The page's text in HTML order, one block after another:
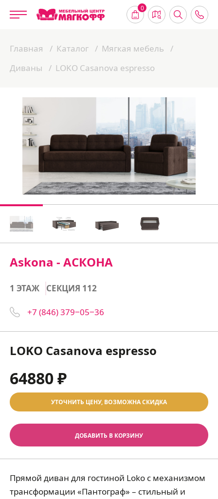
0
Главная Каталог
Мягкая мебель
Диваны
LOKO Casanova espresso
Askona - АСКОНА
1 ЭТАЖ СЕКЦИЯ 112
+7 (846) 379‒05‒36
LOKO Casanova espresso
64880 ₽
УТОЧНИТЬ ЦЕНУ, ВОЗМОЖНА СКИДКА
ДОБАВИТЬ В КОРЗИНУ
Прямой диван для гостиной Loko с механизмом
трансформации «Пантограф» – стильный и